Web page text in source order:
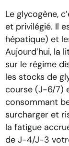
Le glycogène,
et privilégié. Il
hépatique) et
Aujourd’hui, la
sur le régime
les stocks de
course (J-6/7)
consommant
surcharger et
la fatigue
de J-4/J-3